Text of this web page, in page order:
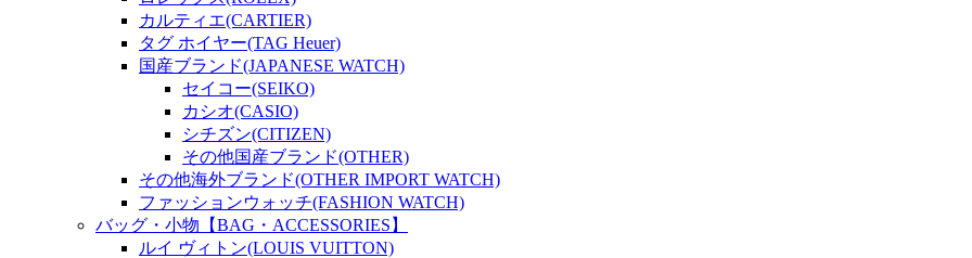
カルティエ(CARTIER)
タグ ホイヤー(TAG Heuer)
国産ブランド(JAPANESE WATCH)
セイコー(SEIKO)
カシオ(CASIO)
シチズン(CITIZEN)
その他国産ブランド(OTHER)
その他海外ブランド(OTHER IMPORT WATCH)
ファッションウォッチ(FASHION WATCH)
バッグ・小物【BAG・ACCESSORIES】
ルイ ヴィトン(LOUIS VUITTON)